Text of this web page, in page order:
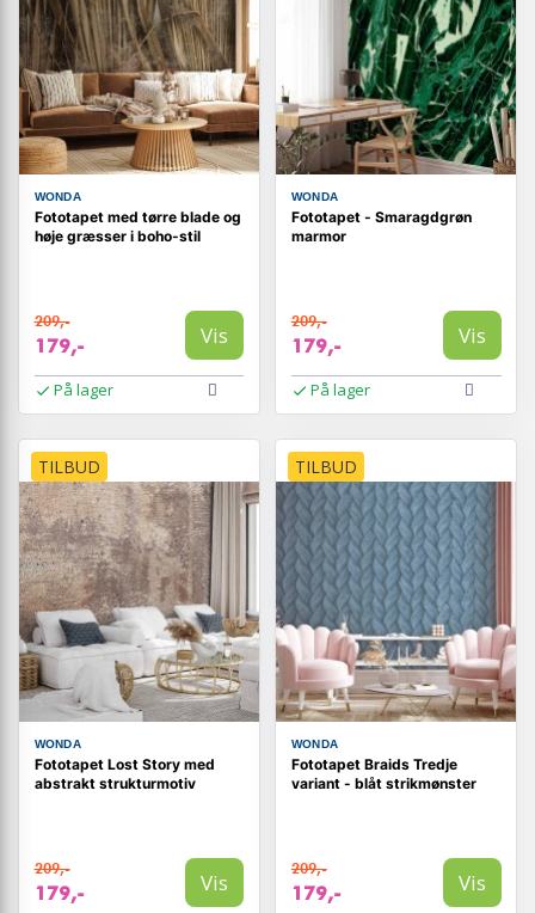
WONDA
Fototapet med tørre blade og
høje græsser i boho-stil
209,-
179,- Vis
På lager
WONDA
Fototapet - Smaragdgrøn
marmor
209,-
179,- Vis
På lager
TILBUD
WONDA
Fototapet Lost Story med
abstrakt strukturmotiv
209,-
179,- Vis
TILBUD
WONDA
Fototapet Braids Tredje
variant - blåt strikmønster
209,-
179,- Vis